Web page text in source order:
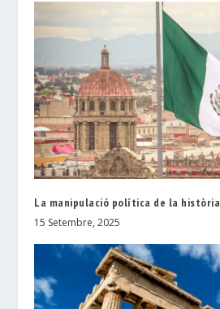
La manipulació política de la història
15 Setembre, 2025